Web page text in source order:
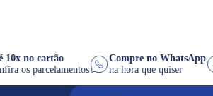
Até 10x no cartão
Confira os parcelamentos
Compre no
na hora que quiser